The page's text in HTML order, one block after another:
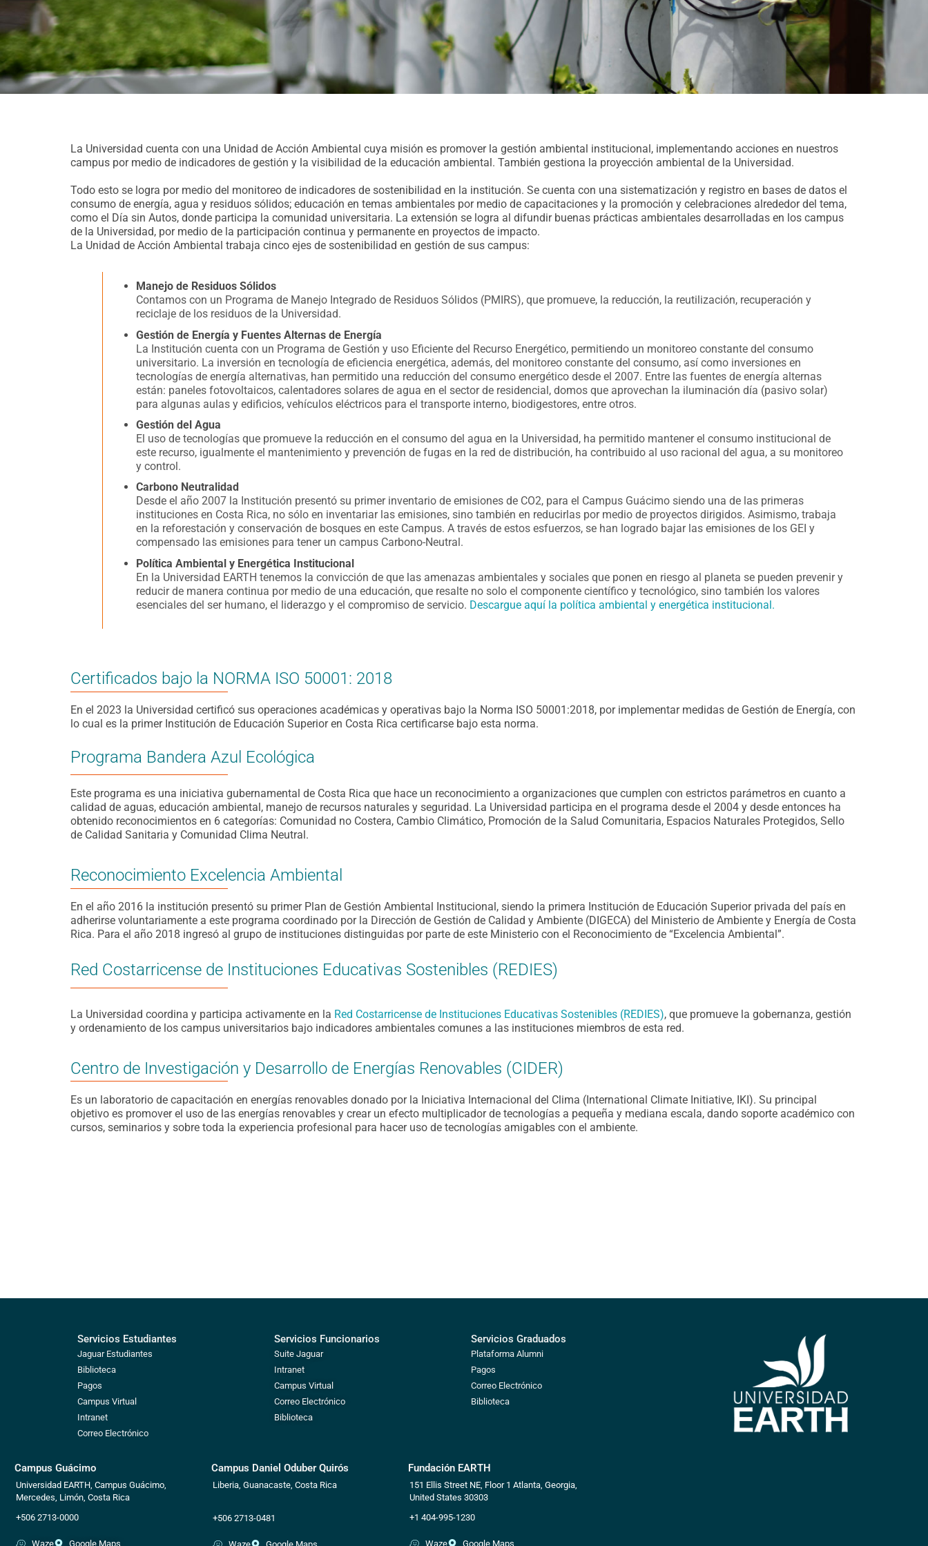
La Universidad cuenta con una Unidad de Acción Ambiental cuya misión es promover la gestión ambiental institucional, implementando acciones en nuestros
campus por medio de indicadores de gestión y la visibilidad de la educación ambiental. También gestiona la proyección ambiental de la Universidad.
Todo esto se logra por medio del monitoreo de indicadores de sostenibilidad en la institución. Se cuenta con una sistematización y registro en bases de datos el
consumo de energía, agua y residuos sólidos; educación en temas ambientales por medio de capacitaciones y la promoción y celebraciones alrededor del tema,
como el Día sin Autos, donde participa la comunidad universitaria. La extensión se logra al difundir buenas prácticas ambientales desarrolladas en los campus
de la Universidad, por medio de la participación continua y permanente en proyectos de impacto.
La Unidad de Acción Ambiental trabaja cinco ejes de sostenibilidad en gestión de sus campus:
Manejo de Residuos Sólidos
Contamos con un Programa de Manejo Integrado de Residuos Sólidos (PMIRS), que promueve, la reducción, la reutilización, recuperación y
reciclaje de los residuos de la Universidad.
Gestión de Energía y Fuentes Alternas de Energía
La Institución cuenta con un Programa de Gestión y uso Eficiente del Recurso Energético, permitiendo un monitoreo constante del consumo
universitario. La inversión en tecnología de eficiencia energética, además, del monitoreo constante del consumo, así como inversiones en
tecnologías de energía alternativas, han permitido una reducción del consumo energético desde el 2007. Entre las fuentes de energía alternas
están: paneles fotovoltaicos, calentadores solares de agua en el sector de residencial, domos que aprovechan la iluminación día (pasivo solar)
para algunas aulas y edificios, vehículos eléctricos para el transporte interno, biodigestores, entre otros.
Gestión del Agua
El uso de tecnologías que promueve la reducción en el consumo del agua en la Universidad, ha permitido mantener el consumo institucional de
este recurso, igualmente el mantenimiento y prevención de fugas en la red de distribución, ha contribuido al uso racional del agua, a su monitoreo
y control.
Carbono Neutralidad
Desde el año 2007 la Institución presentó su primer inventario de emisiones de CO2, para el Campus Guácimo siendo una de las primeras
instituciones en Costa Rica, no sólo en inventariar las emisiones, sino también en reducirlas por medio de proyectos dirigidos. Asimismo, trabaja
en la reforestación y conservación de bosques en este Campus. A través de estos esfuerzos, se han logrado bajar las emisiones de los GEI y
compensado las emisiones para tener un campus Carbono-Neutral.
Política Ambiental y Energética Institucional
En la Universidad EARTH tenemos la convicción de que las amenazas ambientales y sociales que ponen en riesgo al planeta se pueden prevenir y
reducir de manera continua por medio de una educación, que resalte no solo el componente científico y tecnológico, sino también los valores
esenciales del ser humano, el liderazgo y el compromiso de servicio. Descargue aquí la política ambiental y energética institucional.
Certificados bajo la NORMA ISO 50001: 2018
En el 2023 la Universidad certificó sus operaciones académicas y operativas bajo la Norma ISO 50001:2018, por implementar medidas de Gestión de Energía, con
lo cual es la primer Institución de Educación Superior en Costa Rica certificarse bajo esta norma.
Programa Bandera Azul Ecológica
Este programa es una iniciativa gubernamental de Costa Rica que hace un reconocimiento a organizaciones que cumplen con estrictos parámetros en cuanto a
calidad de aguas, educación ambiental, manejo de recursos naturales y seguridad. La Universidad participa en el programa desde el 2004 y desde entonces ha
obtenido reconocimientos en 6 categorías: Comunidad no Costera, Cambio Climático, Promoción de la Salud Comunitaria, Espacios Naturales Protegidos, Sello
de Calidad Sanitaria y Comunidad Clima Neutral.
Reconocimiento Excelencia Ambiental
En el año 2016 la institución presentó su primer Plan de Gestión Ambiental Institucional, siendo la primera Institución de Educación Superior privada del país en
adherirse voluntariamente a este programa coordinado por la Dirección de Gestión de Calidad y Ambiente (DIGECA) del Ministerio de Ambiente y Energía de Costa
Rica. Para el año 2018 ingresó al grupo de instituciones distinguidas por parte de este Ministerio con el Reconocimiento de “Excelencia Ambiental”.
Red Costarricense de Instituciones Educativas Sostenibles (REDIES)
La Universidad coordina y participa activamente en la Red Costarricense de Instituciones Educativas Sostenibles (REDIES), que promueve la gobernanza, gestión
y ordenamiento de los campus universitarios bajo indicadores ambientales comunes a las instituciones miembros de esta red.
Centro de Investigación y Desarrollo de Energías Renovables (CIDER)
Es un laboratorio de capacitación en energías renovables donado por la Iniciativa Internacional del Clima (International Climate Initiative, IKI). Su principal
objetivo es promover el uso de las energías renovables y crear un efecto multiplicador de tecnologías a pequeña y mediana escala, dando soporte académico con
cursos, seminarios y sobre toda la experiencia profesional para hacer uso de tecnologías amigables con el ambiente.
Servicios Estudiantes
Jaguar Estudiantes
Biblioteca
Pagos
Campus Virtual
Intranet
Correo Electrónico
Servicios Funcionarios
Suite Jaguar
Intranet
Campus Virtual
Correo Electrónico
Biblioteca
Servicios Graduados
Plataforma Alumni
Pagos
Correo Electrónico
Biblioteca
Campus Guácimo
Universidad EARTH, Campus Guácimo,
Mercedes, Limón, Costa Rica
+506 2713-0000
Waze Google Maps
Campus Daniel Oduber Quirós
Liberia, Guanacaste, Costa Rica
+506 2713-0481
Fundación EARTH
151 Ellis Street NE, Floor 1Atlanta, Georgia,
United States 30303
+1 404-995-1230
Waze Google Maps